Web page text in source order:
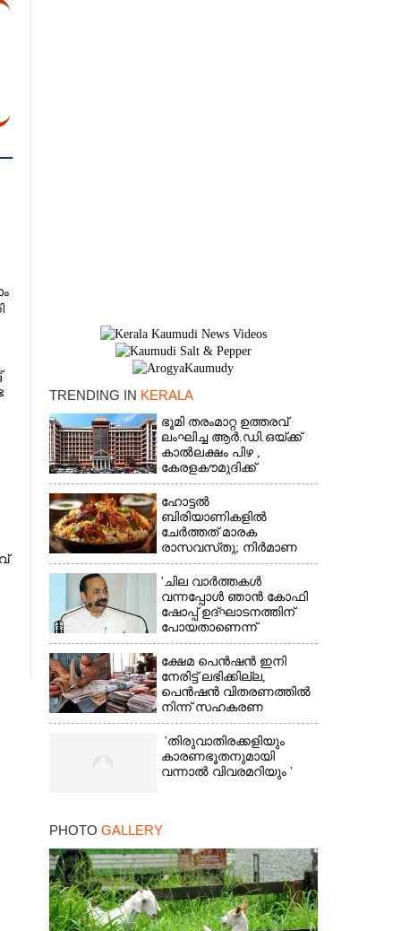
TRENDING IN KERALA
ഭൂമി തരംമാറ്റ ഉത്തരവ്
ലംഘിച്ച ആർ.ഡി.ഒയ്ക്ക്
കാൽലക്ഷം പിഴ ,​
കേരളകൗമുദിക്ക്
ഹൈക്കോടതിയുടെ
പ്രശംസ
ഹോട്ടൽ
ബിരിയാണികളിൽ
ചേർത്തത് മാരക
രാസവസ്‌തു; നിർമാണ
യൂണിറ്റിൽ എലികാഷ്‌ടവും
കുപ്പിച്ചില്ലും
'ചില വാർത്തകൾ
വന്നപ്പോൾ ഞാൻ കോഫി
ഷോപ്പ് ഉദ്ഘാടനത്തിന്
പോയതാണെന്ന്
വിചാരിച്ചു, 400 കോടിയുടെ
പ്രോജക്ടാണ് അത്'
ക്ഷേമ പെൻഷൻ ഇനി
നേരിട്ട് ലഭിക്കില്ല,​
പെൻഷൻ വിതരണത്തിൽ
നിന്ന് സഹകരണ
ബാങ്കുകളെ ഒഴിവാക്കി
'തിരുവാതിരക്കളിയും
കാരണഭൂതനുമായി
വന്നാൽ വിവരമറിയും '
PHOTO GALLERY
×